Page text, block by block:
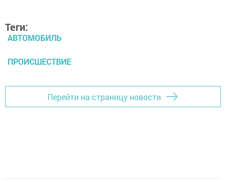
Теги:
АВТОМОБИЛЬ
ПРОИСШЕСТВИЕ
Перейти на страницу новости